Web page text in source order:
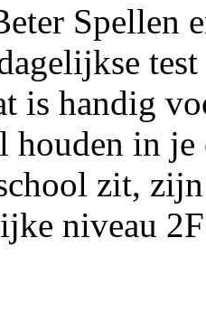
Spellen
is handig
houden in
zit,
niveau